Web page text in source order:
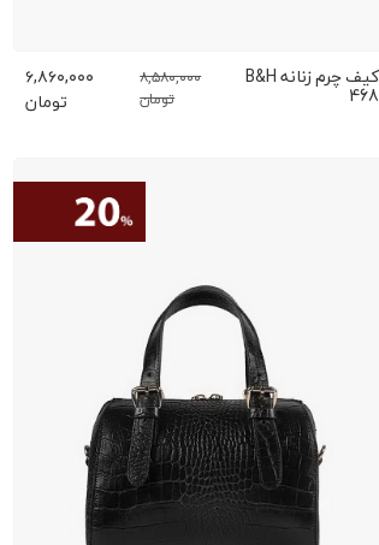
کیف چرم زنانه B&H
468
۸,۵۸۰,۰۰۰
تومان
۶,۸۶۰,۰۰۰
تومان